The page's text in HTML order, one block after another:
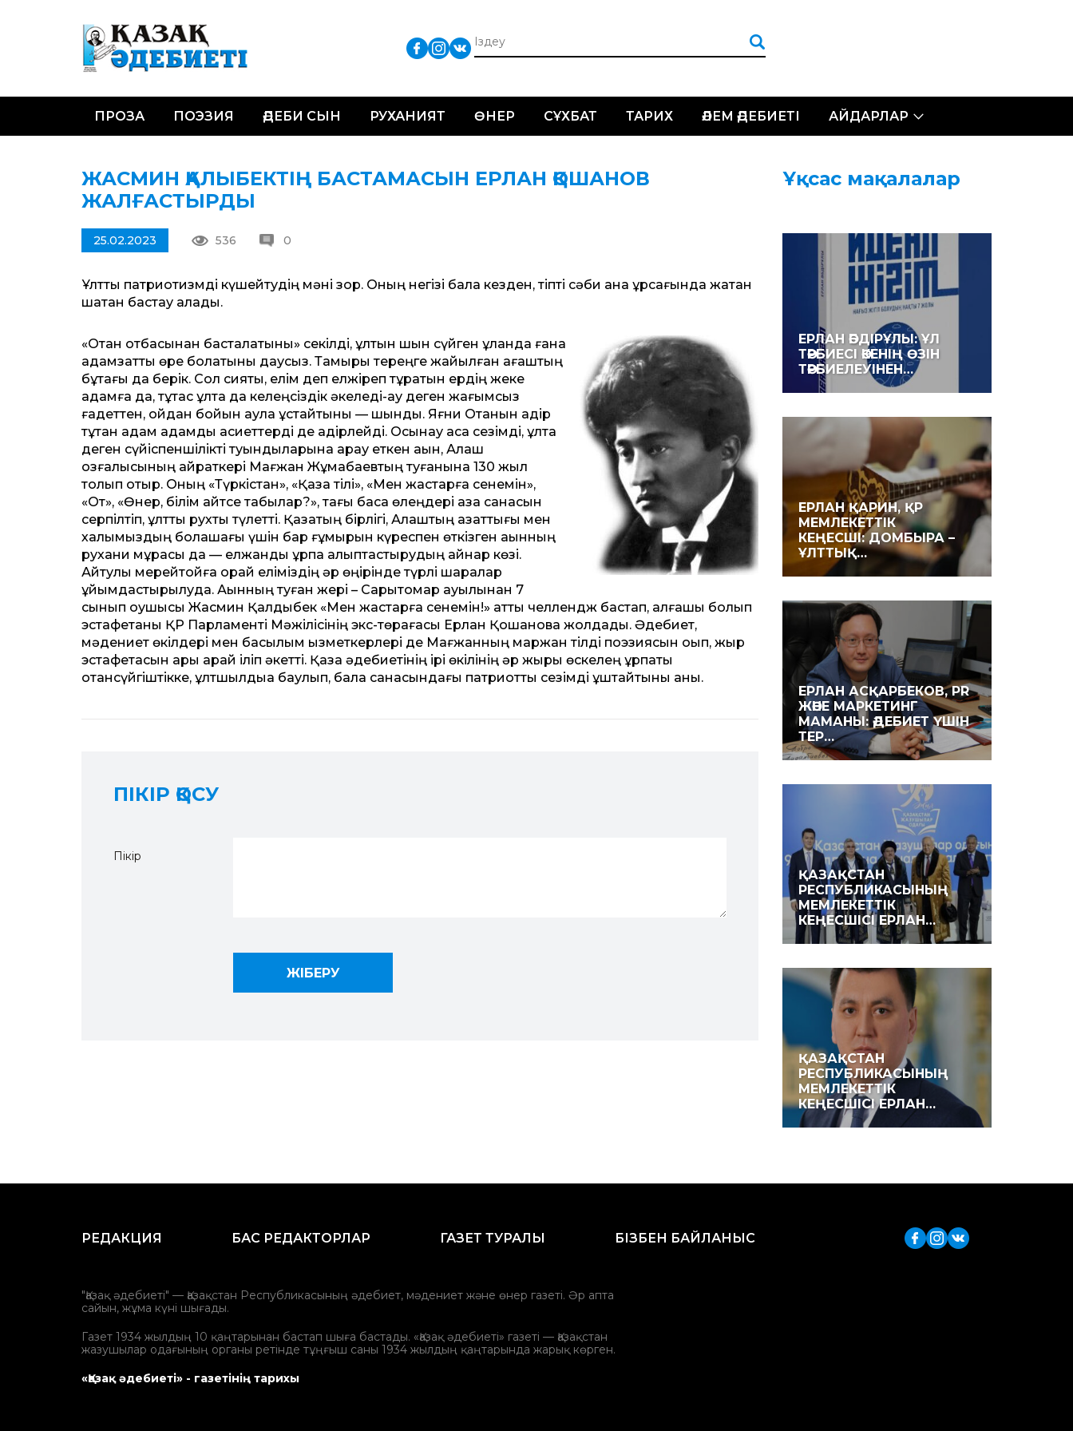
ПРОЗА ПОЭЗИЯ ӘДЕБИ СЫН РУХАНИЯТ ӨНЕР СҰХБАТ ТАРИХ ӘЛЕМ ӘДЕБИЕТІ АЙДАРЛАР
ЖАСМИН ҚАЛЫБЕКТІҢ БАСТАМАСЫН ЕРЛАН ҚОШАНОВ
ЖАЛҒАСТЫРДЫ
25.02.2023 536 0
Ұлттық патриотизмді күшейтудің мәні зор. Оның негізі бала кезден, тіпті сәби ана құрсағында жатқан
шақтан бастау алады.
«Отан отбасынан басталатыны» секілді, ұлтын шын сүйген ұланда ғана
адамзаттық өре болатыны даусыз. Тамыры тереңге жайылған ағаштың
бұтағы да берік. Сол сияқты, елім деп елжіреп тұратын ердің жеке
адамға да, тұтас ұлтқа да келеңсіздік әкеледі-ау деген жағымсыз
ғадеттен, ойдан бойын аулақ ұстайтыны — шындық. Яғни Отанын қадір
тұтқан адам адамдық қасиеттерді де қадірлейді. Осынау асқақ сезімді, ұлтқа
деген сүйіспеншілікті туындыларына арқау еткен ақын, Алаш
қозғалысының қайраткері Мағжан Жұмабаевтың туғанына 130 жыл
толып отыр. Оның «Түркістан», «Қазақ тілі», «Мен жастарға сенемін»,
«От», «Өнер, білім қайтсе табылар?», тағы басқа өлеңдері қазақ санасын
серпілтіп, ұлттық рухты түлетті. Қазақтың бірлігі, Алаштың азаттығы мен
халқымыздың болашағы үшін бар ғұмырын күреспен өткізген ақынның
рухани мұрасы да — елжанды ұрпақ қалыптастырудың қайнар көзі.
Айтулы мерейтойға орай еліміздің әр өңірінде түрлі шаралар
ұйымдастырылуда. Ақынның туған жері – Сарытомар ауылынан 7
сынып оқушысы Жасмин Қалдыбек «Мен жастарға сенемін!» атты челлендж бастап, алғашқы болып
эстафетаны ҚР Парламенті Мәжілісінің экс-төрағасы Ерлан Қошановқа жолдады. Әдебиет,
мәдениет өкілдері мен басылым қызметкерлері де Мағжанның маржан тілді поэзиясын оқып, жыр
эстафетасын ары қарай іліп әкетті. Қазақ әдебиетінің ірі өкілінің әр жыры өскелең ұрпақты
отансүйгіштікке, ұлтшылдыққа баулып, бала санасындағы патриоттық сезімді ұштайтыны анық.
ПІКІР ҚОСУ
Пікір
Ұқсас мақалалар
ЕРЛАН ӘБДІРҰЛЫ: ҰЛ
ТӘРБИЕСІ ӘКЕНІҢ ӨЗІН
ТӘРБИЕЛЕУІНЕН…
ЕРЛАН ҚАРИН, ҚР
МЕМЛЕКЕТТІК
КЕҢЕСШІ: ДОМБЫРА –
ҰЛТТЫҚ…
ЕРЛАН АСҚАРБЕКОВ, PR
ЖӘНЕ МАРКЕТИНГ
МАМАНЫ: ӘДЕБИЕТ ҮШІН
ТЕР…
ҚАЗАҚ­СТАН
РЕСПУБЛИКАСЫНЫҢ
МЕМЛЕКЕТ­ТІК
КЕҢЕСШІСІ ЕРЛАН…
ҚАЗАҚСТАН
РЕСПУБЛИКАСЫНЫҢ
МЕМЛЕКЕТ­ТІК
КЕҢЕСШІСІ ЕРЛАН…
РЕДАКЦИЯ БАС РЕДАКТОРЛАР ГАЗЕТ ТУРАЛЫ БІЗБЕН БАЙЛАНЫС
"Қазақ әдебиеті" — Қазақстан Республикасының әдебиет, мәдениет және өнер газеті. Әр апта
сайын, жұма күні шығады.
Газет 1934 жылдың 10 қаңтарынан бастап шыға бастады. «Қазақ әдебиеті» газеті — Қазақстан
жазушылар одағының органы ретінде тұңғыш саны 1934 жылдың қаңтарында жарық көрген.
«Қазақ әдебиеті» - газетінің тарихы